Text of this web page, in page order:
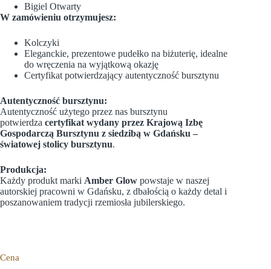
Bigiel Otwarty
W zamówieniu otrzymujesz:
Kolczyki
Eleganckie, prezentowe pudełko na biżuterię, idealne
do wręczenia na wyjątkową okazję
Certyfikat potwierdzający autentyczność bursztynu
Autentyczność bursztynu:
Autentyczność użytego przez nas bursztynu
potwierdza certyfikat wydany przez Krajową Izbę
Gospodarczą Bursztynu z siedzibą w Gdańsku –
światowej stolicy bursztynu.
Produkcja:
Każdy produkt marki Amber Glow powstaje w naszej
autorskiej pracowni w Gdańsku, z dbałością o każdy detal i
poszanowaniem tradycji rzemiosła jubilerskiego.
Cena